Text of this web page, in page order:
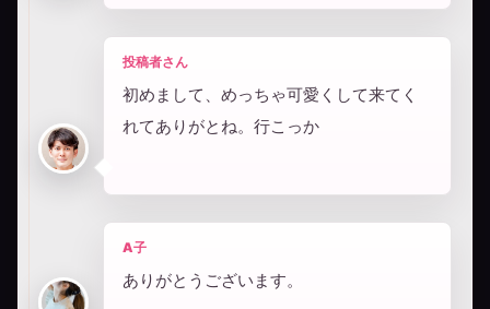
投稿者さん
初めまして、めっちゃ可愛くして来てく
れてありがとね。行こっか
A子
ありがとうございます。